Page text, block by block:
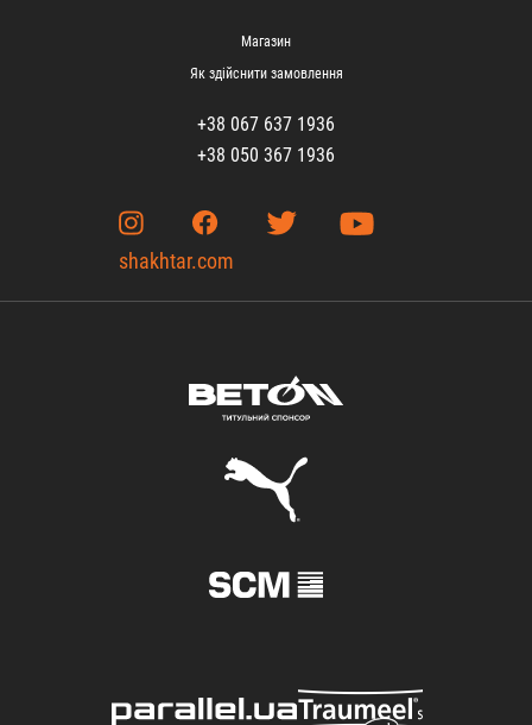
Магазин
Як здійснити замовлення
+38 067 637 1936
+38 050 367 1936
shakhtar.com